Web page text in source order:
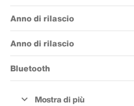
Anno di rilascio
Anno di rilascio
Bluetooth